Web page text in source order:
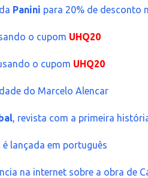
Panini para 20% de desconto
o cupom UHQ20
o cupom UHQ20
do Marcelo Alencar
, revista com a primeira
lançada em português
na internet sobre a obra de